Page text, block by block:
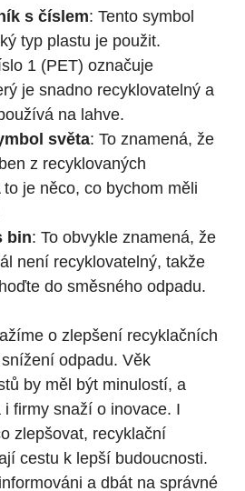
s číslem: Tento symbol
typ plastu je použit.
1 (PET) označuje
je snadno recyklovatelný a
na lahve.
světa: To znamená, že
z recyklovaných
to je něco, co bychom měli
bin: To obvykle znamená, že
není recyklovatelný, takže
do směsného odpadu.
o zlepšení recyklačních
odpadu. Věk
by měl být minulostí, a
firmy snaží o inovace. I
zlepšovat, recyklační
cestu k lepší budoucnosti.
a dbát na správné